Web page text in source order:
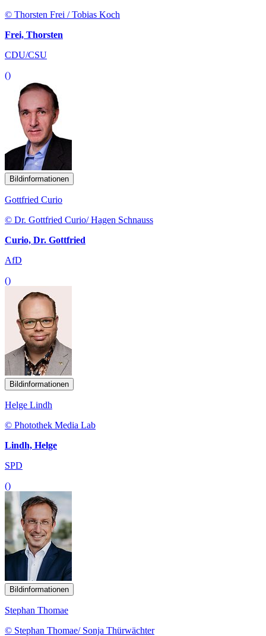
© Thorsten Frei / Tobias Koch
Frei, Thorsten
CDU/CSU
()
Bildinformationen
Gottfried Curio
© Dr. Gottfried Curio/ Hagen Schnauss
Curio, Dr. Gottfried
AfD
()
Bildinformationen
Helge Lindh
© Photothek Media Lab
Lindh, Helge
SPD
()
Bildinformationen
Stephan Thomae
© Stephan Thomae/ Sonja Thürwächter